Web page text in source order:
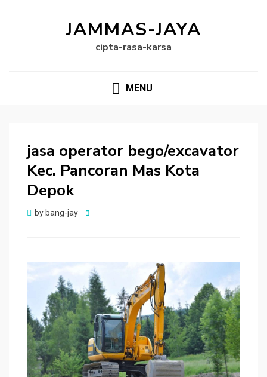
JAMMAS-JAYA
cipta-rasa-karsa
MENU
jasa operator bego/excavator
Kec. Pancoran Mas Kota
Depok
by bang-jay
Posted